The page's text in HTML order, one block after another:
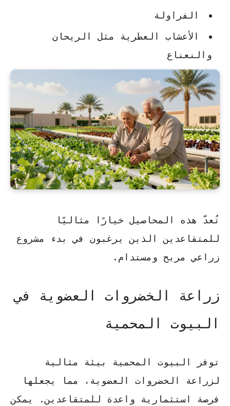
الفراولة
الأعشاب العطرية مثل الريحان
والنعناع
تُعدّ هذه المحاصيل خيارًا مثاليًا
للمتقاعدين الذين يرغبون في بدء مشروع
زراعي مربح ومستدام.
زراعة الخضروات العضوية في
البيوت المحمية
توفر البيوت المحمية بيئة مثالية
لزراعة الخضروات العضوية، مما يجعلها
فرصة استثمارية واعدة للمتقاعدين. يمكن